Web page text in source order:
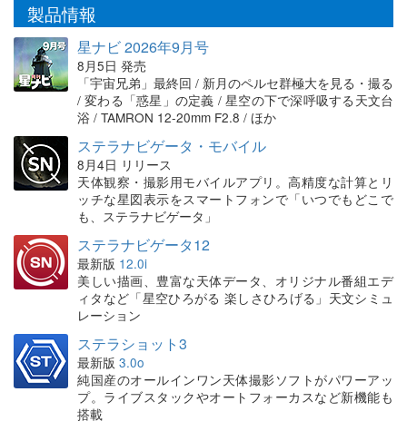
製品情報
星ナビ 2026年9月号
8月5日 発売
「宇宙兄弟」最終回 / 新月のペルセ群極大を見る・撮る
/ 変わる「惑星」の定義 / 星空の下で深呼吸する天文台
浴 / TAMRON 12-20mm F2.8 / ほか
ステラナビゲータ・モバイル
8月4日 リリース
天体観察・撮影用モバイルアプリ。高精度な計算とリ
ッチな星図表示をスマートフォンで「いつでもどこで
も、ステラナビゲータ」
ステラナビゲータ12
最新版 12.0i
美しい描画、豊富な天体データ、オリジナル番組エデ
ィタなど「星空ひろがる 楽しさひろげる」天文シミュ
レーション
ステラショット3
最新版 3.0o
純国産のオールインワン天体撮影ソフトがパワーアッ
プ。ライブスタックやオートフォーカスなど新機能も
搭載